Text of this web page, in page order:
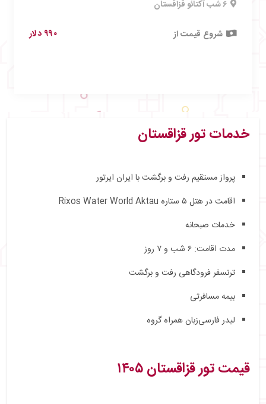
۶ شب آکتائو قزاقستان
شروع قیمت از ۹۹۰ دلار
خدمات تور قزاقستان
پرواز مستقیم رفت و برگشت با ایران ایرتور
اقامت در هتل ۵ ستاره Rixos Water World Aktau
خدمات صبحانه
مدت اقامت: ۶ شب و ۷ روز
ترنسفر فرودگاهی رفت و برگشت
بیمه مسافرتی
لیدر فارسی‌زبان همراه گروه
قیمت تور قزاقستان ۱۴۰۵